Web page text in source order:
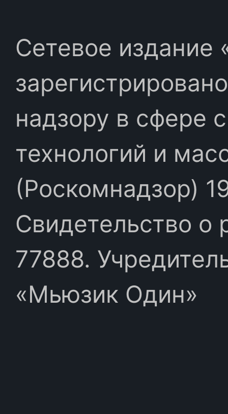
Сетевое издание
надзору в сфере
технологий и
(Роскомнадзор)
Свидетельство
77888.
«Мьюзик Один»